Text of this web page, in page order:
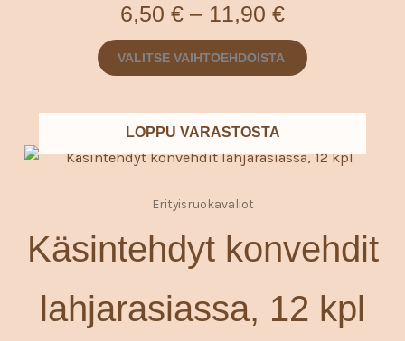
6,50 € – 11,90 €
VALITSE VAIHTOEHDOISTA
valinnat
sivulla.
LOPPU VARASTOSTA
Erityisruokavaliot
Käsintehdyt konvehdit
lahjarasiassa, 12 kpl